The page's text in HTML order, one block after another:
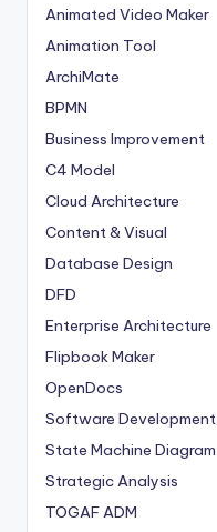
Animated Video Maker
Animation Tool
ArchiMate
BPMN
Business Improvement
C4 Model
Cloud Architecture
Content & Visual
Database Design
DFD
Enterprise Architecture
Flipbook Maker
OpenDocs
Software Development
State Machine Diagram
Strategic Analysis
TOGAF ADM